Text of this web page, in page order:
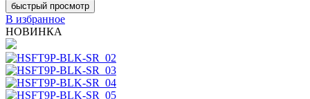
быстрый просмотр
В избранное
НОВИНКА